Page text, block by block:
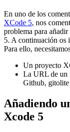
En uno de los
XCode 5, nos
problema para
5. A continuación os
Para ello,
Un proyecto
La URL de un
Github, gitolite
Añadiendo
Xcode 5